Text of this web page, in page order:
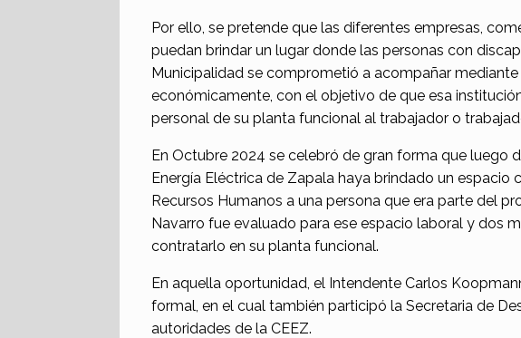
Por ello, se pretende que las diferentes empresas,
puedan brindar un lugar donde las personas con
Municipalidad se comprometió a acompañar
económicamente, con el objetivo de que esa
personal de su planta funcional al trabajador o
En Octubre 2024 se celebró de gran forma que luego
Energía Eléctrica de Zapala haya brindado un
Recursos Humanos a una persona que era parte del
Navarro fue evaluado para ese espacio laboral y dos
contratarlo en su planta funcional.
En aquella oportunidad, el Intendente Carlos
formal, en el cual también participó la Secretaria de
autoridades de la CEEZ.